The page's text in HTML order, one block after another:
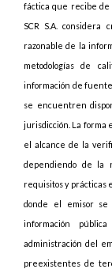
fáctica que recibe de
SCR S.A. considera
razonable de la
metodologías de
información de
se encuentren
jurisdicción. La forma
el alcance de la
dependiendo de la
requisitos y prácticas
donde el emisor
información
administración del
preexistentes de